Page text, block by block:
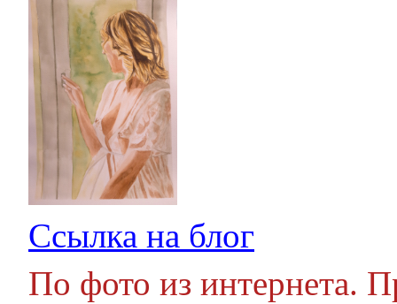
Ссылка на блог
По фото из интернета.